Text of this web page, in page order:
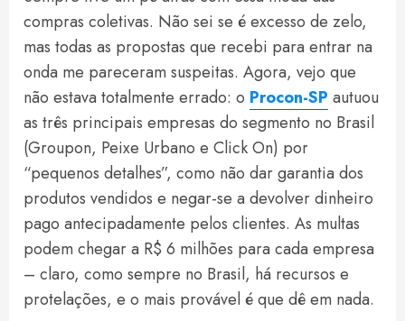
compras coletivas. Não sei se é excesso de zelo,
mas todas as propostas que recebi para entrar na
onda me pareceram suspeitas. Agora, vejo que
não estava totalmente errado: o Procon-SP autuou
as três principais empresas do segmento no Brasil
(Groupon, Peixe Urbano e Click On) por
“pequenos detalhes”, como não dar garantia dos
produtos vendidos e negar-se a devolver dinheiro
pago antecipadamente pelos clientes. As multas
podem chegar a R$ 6 milhões para cada empresa
– claro, como sempre no Brasil, há recursos e
protelações, e o mais provável é que dê em nada.